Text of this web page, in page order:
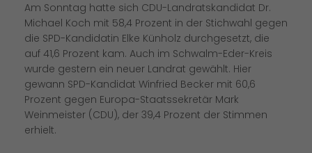
Am Sonntag hatte sich CDU-Landratskandidat Dr.
Michael Koch mit 58,4 Prozent in der Stichwahl gegen
die SPD-Kandidatin Elke Künholz durchgesetzt, die
auf 41,6 Prozent kam. Auch im Schwalm-Eder-Kreis
wurde gestern ein neuer Landrat gewählt. Hier
gewann SPD-Kandidat Winfried Becker mit 60,6
Prozent gegen Europa-Staatssekretär Mark
Weinmeister (CDU), der 39,4 Prozent der Stimmen
erhielt.